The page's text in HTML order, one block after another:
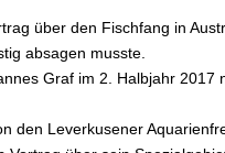
über den Fischfang in
absagen musste.
Graf im 2. Halbjahr 2017
den Leverkusener